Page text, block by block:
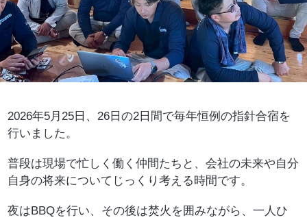
2026年5月25日、26日の2日間で毎年恒例の指針合宿を
行いました。
普段は現場で忙しく働く仲間たちと、会社の未来や自分
自身の将来についてじっくり考える時間です。
夜はBBQを行い、その後は焚火を囲みながら、一人ひ